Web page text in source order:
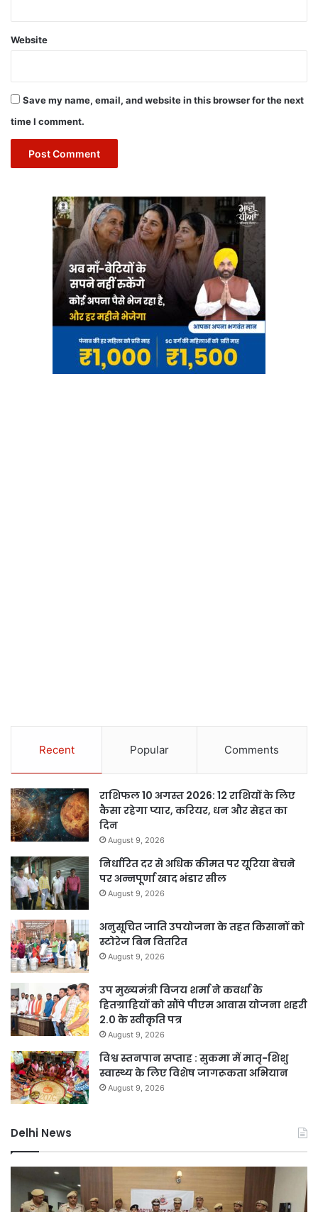
Website
Save my name, email, and website in this browser for the next
time I comment.
Recent Popular Comments
राशिफल 10 अगस्त 2026: 12 राशियों के लिए
कैसा रहेगा प्यार, करियर, धन और सेहत का
दिन
August 9, 2026
निर्धारित दर से अधिक कीमत पर यूरिया बेचने
पर अन्नपूर्णा खाद भंडार सील
August 9, 2026
अनुसूचित जाति उपयोजना के तहत किसानों को
स्टोरेज बिन वितरित
August 9, 2026
उप मुख्यमंत्री विजय शर्मा ने कवर्धा के
हितग्राहियों को सौंपे पीएम आवास योजना शहरी
2.0 के स्वीकृति पत्र
August 9, 2026
विश्व स्तनपान सप्ताह : सुकमा में मातृ-शिशु
स्वास्थ्य के लिए विशेष जागरूकता अभियान
August 9, 2026
Delhi News